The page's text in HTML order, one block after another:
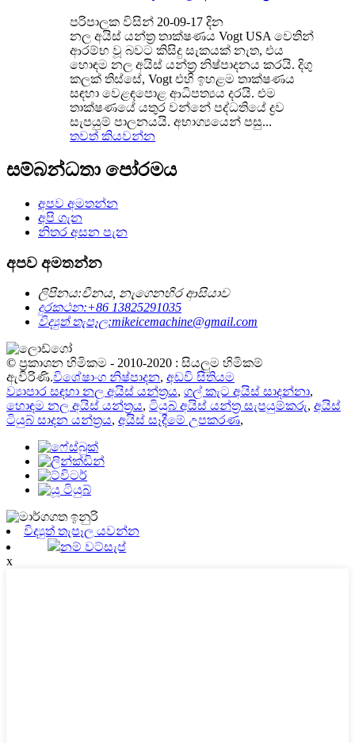
පරිපාලක විසින් 20-09-17 දින
නල අයිස් යන්ත්‍ර තාක්ෂණය Vogt USA වෙතින්
ආරම්භ වූ බවට කිසිදු සැකයක් නැත, එය
හොඳම නල අයිස් යන්ත්‍ර නිෂ්පාදනය කරයි. දිගු
කලක් තිස්සේ, Vogt එහි ඉහළම තාක්ෂණය
සඳහා වෙළඳපොළ ආධිපත්‍යය දරයි. එම
තාක්ෂණයේ යතුර වන්නේ පද්ධතියේ ද්‍රව
සැපයුම් පාලනයයි. අභාග්‍යයෙන් පසු...
තවත් කියවන්න
සම්බන්ධතා පෝරමය
අපව අමතන්න
අපි ගැන
නිතර අසන පැන
අපව අමතන්න
ලිපිනය:චීනය, නැගෙනහිර ආසියාව
දුරකථන:+86 13825291035
විද්‍යුත් තැපෑල:mikeicemachine@gmail.com
© ප්‍රකාශන හිමිකම - 2010-2020 : සියලුම හිමිකම්
ඇවිරිණි.විශේෂාංග නිෂ්පාදන, අඩවි සිතියම
ව්‍යාපාර සඳහා නල අයිස් යන්ත්‍රය, ගල් කැට අයිස් සාදන්නා,
හොඳම නල අයිස් යන්ත්‍රය, ටියුබ් අයිස් යන්ත්‍ර සැපයුම්කරු, අයිස්
ටියුබ් සාදන යන්ත්‍රය, අයිස් සෑදීමේ උපකරණ,
විද්‍යුත් තැපෑල යවන්න
නම් වට්සැප්
x